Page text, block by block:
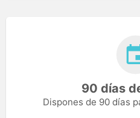
90 días
Dispones de 90 días